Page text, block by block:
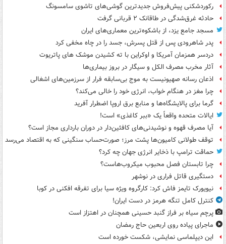
رکوردشکنی پیش‌فروش جدیدترین گوشی‌های تاشوی سامسونگ
حادثه غرق‌شدگی در طاقانک ۲ قربانی گرفت
مسجد جامع یزد، از باشکوه‌ترین معماری‌های ایران
پدر شاهرودی پس از قتل پسرش، جسد را در چاه مخفی کرد
دردسر همزمان آمریکا و اوکراین با ته کشیدن موشک های پاتریوت
آثار مخرب مصرف الکل و سیگار در بروز بیماری‌ها
اذعان رسانه صهیونیست به موج بی‌سابقه فرار از سرزمین‌های اشغالی
چرا مغز در هنگام خواب، انرژی خود را خالی می‌کند؟
گرما برای پالایشگاه‌ها و منابع برق اروپا اضطرار آفرید
ایالات متحده واقعاً یک «ببر کاغذی» است!
آیا مصرف قهوه و نوشیدنی‌های کافئین‌دار در دوران بارداری مجاز است؟
توقف طولانی کامیون‌ها پشت مرز؛ صورت‌حساب سنگینی که به اقتصاد می‌رسد
حماقت ترامپ با ذخایر انرژی جهان چه کرد؟
چرا تابستان فصل محبوب میکروب‌هاست؟
دستگیری قاتل فراری در نوشهر
نیویورک تایمز فاش کرد: کارگروه ویژه سیا برای تفرقه افکنی در کوبا
کنترل کامل تنگه هرمز در دست ایران!
پرچم سیاه بر فراز گنبد حسینی همچنان در اهتزاز است
ماجرای پیاده روی اربعین حاج رمضان
این دیپلماسی نمایشی، شکست خورده است